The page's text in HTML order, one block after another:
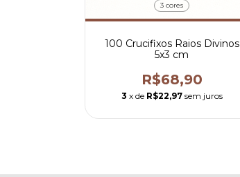
3 cores
100 Crucifixos Raios Divinos
5x3 cm
R$68,90
3 x de R$22,97 sem juros